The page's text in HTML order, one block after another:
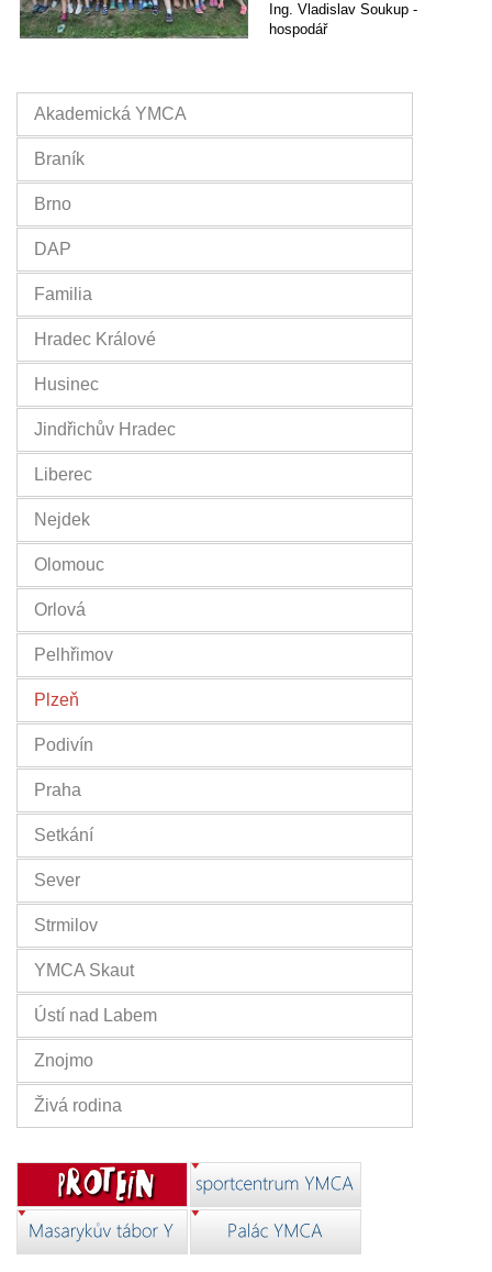
Ing. Vladislav Soukup -
hospodář
Akademická YMCA
Braník
Brno
DAP
Familia
Hradec Králové
Husinec
Jindřichův Hradec
Liberec
Nejdek
Olomouc
Orlová
Pelhřimov
Plzeň
Podivín
Praha
Setkání
Sever
Strmilov
YMCA Skaut
Ústí nad Labem
Znojmo
Živá rodina